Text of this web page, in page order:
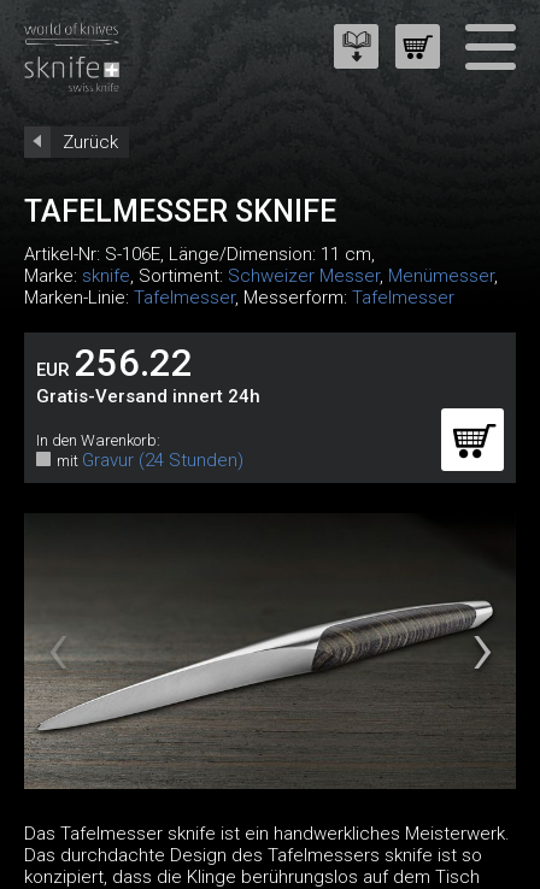
Zurück
TAFELMESSER SKNIFE
Artikel-Nr: S-106E, Länge/Dimension: 11 cm,
Marke: sknife, Sortiment: Schweizer Messer, Menümesser,
Marken-Linie: Tafelmesser, Messerform: Tafelmesser
EUR 256.22
Gratis-Versand innert 24h
In den Warenkorb:
mit Gravur (24 Stunden)
Das Tafelmesser sknife ist ein handwerkliches Meisterwerk.
Das durchdachte Design des Tafelmessers sknife ist so
konzipiert, dass die Klinge berührungslos auf dem Tisch